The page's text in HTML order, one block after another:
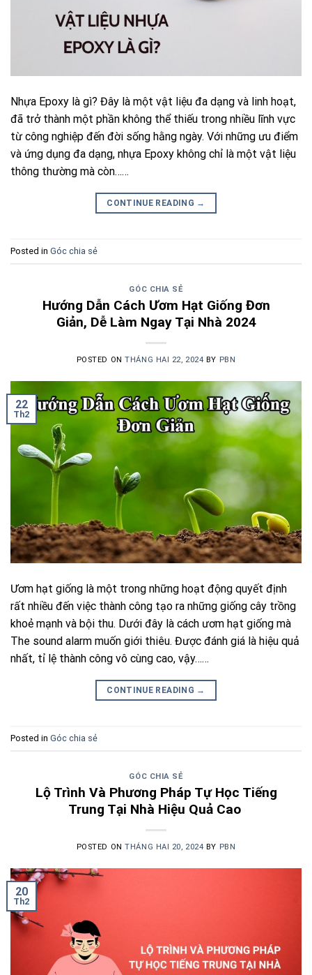
Nhựa Epoxy là gì? Đây là một vật liệu đa dạng và linh hoạt,
đã trở thành một phần không thể thiếu trong nhiều lĩnh vực
từ công nghiệp đến đời sống hằng ngày. Với những ưu điểm
và ứng dụng đa dạng, nhựa Epoxy không chỉ là một vật liệu
thông thường mà còn……
CONTINUE READING →
Posted in Góc chia sẻ
GÓC CHIA SẺ
Hướng Dẫn Cách Ươm Hạt Giống Đơn
Giản, Dễ Làm Ngay Tại Nhà 2024
POSTED ONTHÁNG HAI 22, 2024 BY PBN
22
Th2
Ươm hạt giống là một trong những hoạt động quyết định
rất nhiều đến việc thành công tạo ra những giống cây trồng
khoẻ mạnh và bội thu. Dưới đây là cách ươm hạt giống mà
The sound alarm muốn giới thiêu. Được đánh giá là hiệu quả
nhất, tỉ lệ thành công vô cùng cao, vậy……
CONTINUE READING →
Posted in Góc chia sẻ
GÓC CHIA SẺ
Lộ Trình Và Phương Pháp Tự Học Tiếng
Trung Tại Nhà Hiệu Quả Cao
POSTED ONTHÁNG HAI 20, 2024 BY PBN
20
Th2